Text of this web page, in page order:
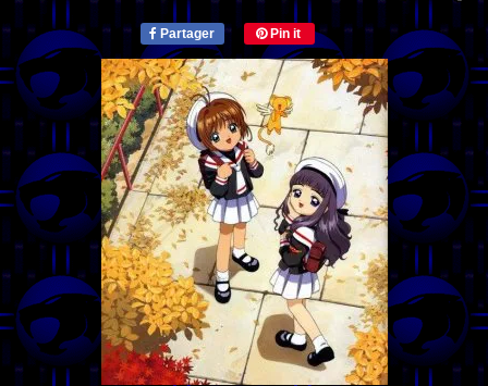
Partager Pin it